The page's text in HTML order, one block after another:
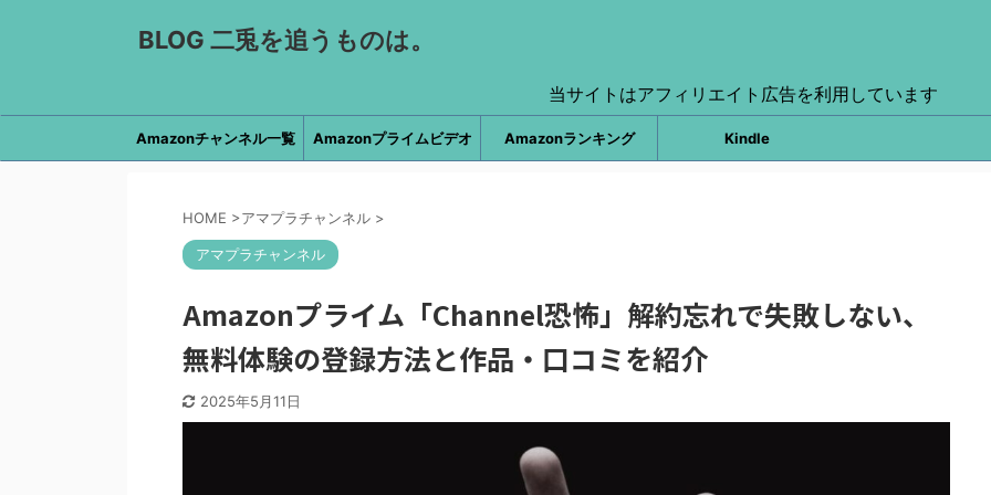
BLOG 二兎を追うものは。
当サイトはアフィリエイト広告を利用しています
Amazonチャンネル一覧 Amazonプライムビデオ Amazonランキング Kindle
HOME >アマプラチャンネル >
アマプラチャンネル
Amazonプライム「Channel恐怖」解約忘れで失敗しない、
無料体験の登録方法と作品・口コミを紹介
2025年5月11日